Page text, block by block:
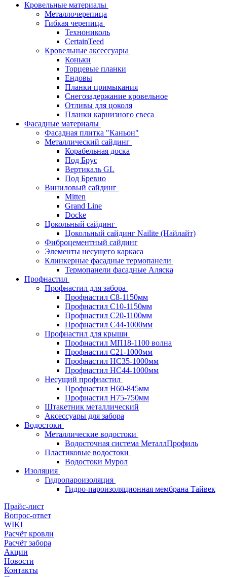
Кровельные материалы
Металлочерепица
Гибкая черепица
Технониколь
CertainTeed
Кровельные аксессуары
Коньки
Торцевые планки
Ендовы
Планки примыкания
Снегозадержание кровельное
Отливы для цоколя
Планки карнизного свеса
Фасадные материалы
Фасадная плитка "Каньон"
Металлический сайдинг
Корабельная доска
Под Брус
Вертикаль GL
Под Бревно
Виниловый сайдинг
Mitten
Grand Line
Docke
Цокольный сайдинг
Цокольный сайдинг Nailite (Найлайт)
Фиброцементный сайдинг
Элементы несущего каркаса
Клинкерные фасадные термопанели
Термопанели фасадные Аляска
Профнастил
Профнастил для забора
Профнастил С8-1150мм
Профнастил С10-1150мм
Профнастил С20-1100мм
Профнастил С44-1000мм
Профнастил для крыши
Профнастил МП18-1100 волна
Профнастил С21-1000мм
Профнастил HC35-1000мм
Профнастил НС44-1000мм
Несущий профнастил
Профнастил Н60-845мм
Профнастил H75-750мм
Штакетник металлический
Аксессуары для забора
Водостоки
Металлические водостоки
Водосточная система МеталлПрофиль
Пластиковые водостоки
Водостоки Мурол
Изоляция
Гидропароизоляция
Гидро-пароизоляционная мембрана Тайвек
Прайс-лист
Вопрос-ответ
WIKI
Расчёт кровли
Расчёт забора
Акции
Новости
Контакты